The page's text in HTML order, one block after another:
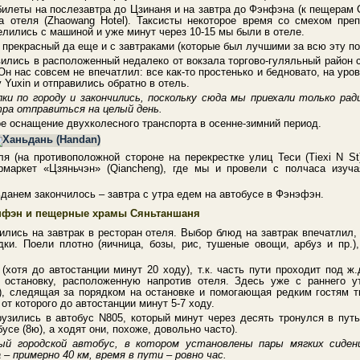
на послезавтра до Цзинаня и на завтра до Фэнфэна (к пещерам
отеля (Zhaowang Hotel). Таксисты некоторое время со смехом
с машиной и уже минут через 10-15 мы были в отеле.
да еще и с завтраками (которые был лучшими за всю эту
в расположенный недалеко от вокзала торгово-гуляльный
нас совсем не впечатлил: все как-то простенько и бедновато, на
Yuxin и отправились обратно в отель.
по городу и закончились, поскольку сюда мы приехали только
отправиться на целый день.
оснащение двухколесного транспорта в осенне-зимний период.
(на противоположной стороне на перекрестке улиц Теси (Tiexi N
«Цзяньчэн» (Qiancheng), где мы и провели с полчаса
закончилось – завтра с утра едем на автобусе в Фэнэфэн.
и пещерные храмы Сяньтаншаня
на завтрак в ресторан отеля. Выбор блюд на завтрак
Поели плотно (яичница, бозы, рис, тушеные овощи, арбуз и
до автостанции минут 20 ходу), т.к. часть пути проходит под
расположенную напротив отеля. Здесь уже с раннего
следящая за порядком на остановке и помогающая редким гостям
которого до автостанции минут 5-7 ходу.
в автобус N805, который минут через десять тронулся в
(8ю), а ходят они, похоже, довольно часто).
городской автобус, в котором установлены пары мягких
примерно 40 км, время в пути – ровно час.